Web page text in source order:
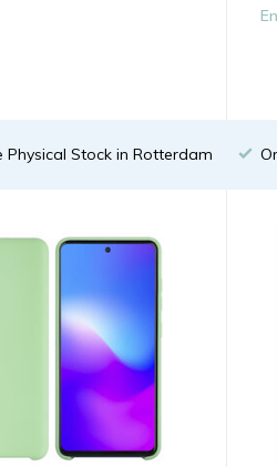
Physical Stock in Rotterdam